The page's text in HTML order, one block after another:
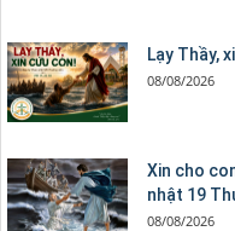
Lạy Thầy,
08/08/2026
Xin cho
nhật 19
08/08/2026